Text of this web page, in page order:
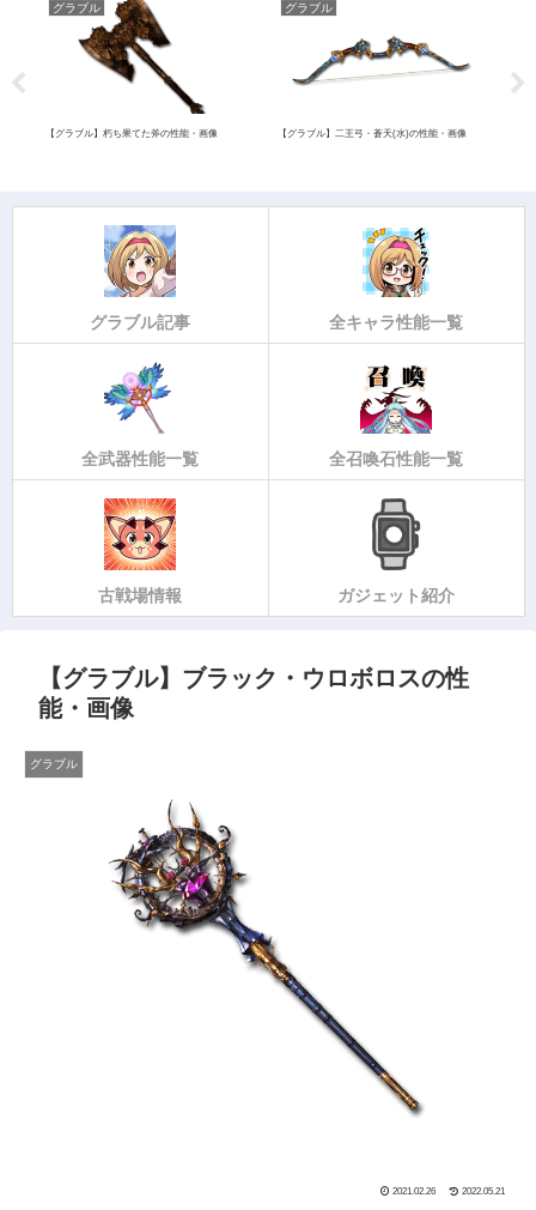
グラブル
【グラブル】朽ち果てた斧の性能・画像
グラブル
【グラブル】二王弓・蒼天(水)の性能・画像
グラブル記事 全キャラ性能一覧
全武器性能一覧 全召喚石性能一覧
古戦場情報 ガジェット紹介
【グラブル】ブラック・ウロボロスの性
能・画像
グラブル
2021.02.26 2022.05.21